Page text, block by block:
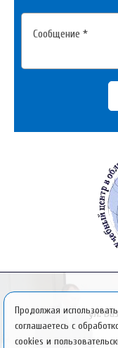
ул.
Продолжая
соглашаетесь с
cookies и